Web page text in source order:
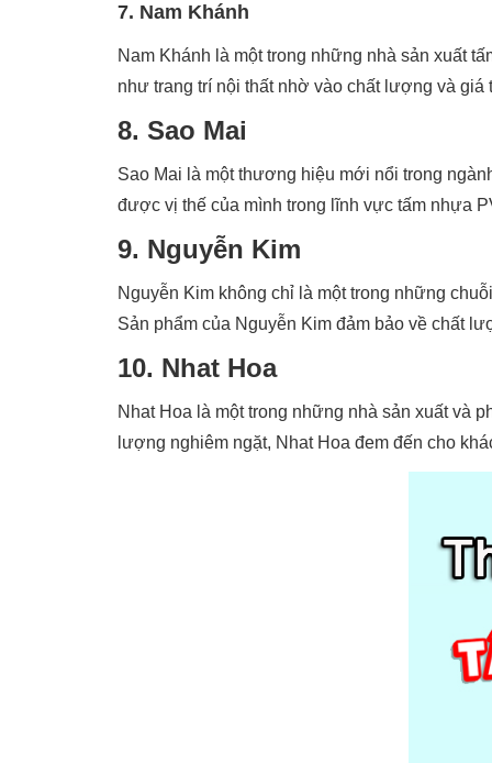
7. Nam Khánh
Nam Khánh là một trong những nhà sản xuất
như trang trí nội thất nhờ vào chất lượng và giá
8. Sao Mai
Sao Mai là một thương hiệu mới nổi trong
được vị thế của mình trong lĩnh vực tấm nhựa
9. Nguyễn Kim
Nguyễn Kim không chỉ là một trong những
Sản phẩm của Nguyễn Kim đảm bảo về chất
10. Nhat Hoa
Nhat Hoa là một trong những nhà sản xuất và
lượng nghiêm ngặt, Nhat Hoa đem đến cho